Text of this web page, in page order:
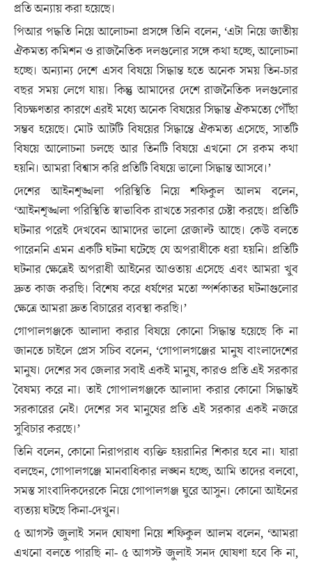
প্রতি অন্যায় করা হয়েছে।
পিআর পদ্ধতি নিয়ে আলোচনা প্রসঙ্গে তিনি বলেন, ‘এটা নিয়ে জাতীয়
ঐকমত্য কমিশন ও রাজনৈতিক দলগুলোর সঙ্গে কথা হচ্ছে, আলোচনা
হচ্ছে। অন্যান্য দেশে এসব বিষয়ে সিদ্ধান্ত হতে অনেক সময় তিন-চার
বছর সময় লেগে যায়। কিন্তু আমাদের দেশে রাজনৈতিক দলগুলোর
বিচক্ষণতার কারণে এরই মধ্যে অনেক বিষয়ের সিদ্ধান্ত ঐকমত্যে পৌঁছা
সম্ভব হয়েছে। মোট আটটি বিষয়ের সিদ্ধান্তে ঐকমত্য এসেছে, সাতটি
বিষয়ে আলোচনা চলছে আর তিনটি বিষয়ে এখনো সে রকম কথা
হয়নি। আমরা বিশ্বাস করি প্রতিটি বিষয়ে ভালো সিদ্ধান্ত আসবে।’
দেশের আইনশৃঙ্খলা পরিস্থিতি নিয়ে শফিকুল আলম বলেন,
‘আইনশৃঙ্খলা পরিস্থিতি স্বাভাবিক রাখতে সরকার চেষ্টা করছে। প্রতিটি
ঘটনার পরেই দেখবেন আমাদের ভালো রেজাল্ট আছে। কেউ বলতে
পারেননি এমন একটি ঘটনা ঘটেছে যে অপরাধীকে ধরা হয়নি। প্রতিটি
ঘটনার ক্ষেত্রেই অপরাধী আইনের আওতায় এসেছে এবং আমরা খুব
দ্রুত কাজ করছি। বিশেষ করে ধর্ষণের মতো স্পর্শকাতর ঘটনাগুলোর
ক্ষেত্রে আমরা দ্রুত বিচারের ব্যবস্থা করছি।’
গোপালগঞ্জকে আলাদা করার বিষয়ে কোনো সিদ্ধান্ত হয়েছে কি না
জানতে চাইলে প্রেস সচিব বলেন, ‘গোপালগঞ্জের মানুষ বাংলাদেশের
মানুষ। দেশের সব জেলার সবাই একই মানুষ, কারও প্রতি এই সরকার
বৈষম্য করে না। তাই গোপালগঞ্জকে আলাদা করার কোনো সিদ্ধান্তই
সরকারের নেই। দেশের সব মানুষের প্রতি এই সরকার একই নজরে
সুবিচার করছে।’
তিনি বলেন, কোনো নিরাপরাধ ব্যক্তি হয়রানির শিকার হবে না। যারা
বলছেন, গোপালগঞ্জে মানবাধিকার লঙ্ঘন হচ্ছে, আমি তাদের বলবো,
সমস্ত সাংবাদিকদেরকে নিয়ে গোপালগঞ্জ ঘুরে আসুন। কোনো আইনের
ব্যত্যয় ঘটছে কিনা-দেখুন।
৫ আগস্ট জুলাই সনদ ঘোষণা নিয়ে শফিকুল আলম বলেন, ‘আমরা
এখনো বলতে পারছি না- ৫ আগস্ট জুলাই সনদ ঘোষণা হবে কি না,